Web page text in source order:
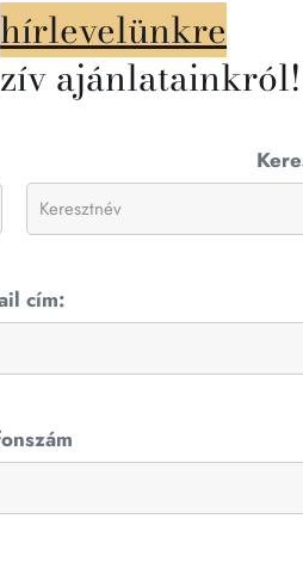
hírlevelünkre
ajánlatainkról!
cím: